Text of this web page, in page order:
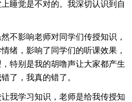
睡觉是不对的。我深切认识到自
不影响老师对同学们传授知识，
绪，影响了同学们的听课效果，
特别是我的胡噜声让大家都产生
了，我真的错了。
我学习知识，老师是给我传授知